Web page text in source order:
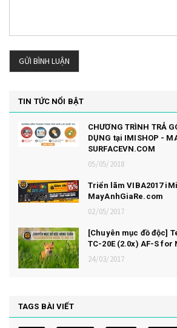
GỬI BÌNH LUẬN
TIN TỨC NỔI BẬT
CHƯƠNG TRÌNH TRẢ
DỤNG tại IMISHOP -
SURFACEVN.COM
05/05/2018
Triển lãm VIBA2017 iMi
MayAnhGiaRe.com
02/05/2017
[Chuyên mục đồ độc]
TC-20E (2.0x) AF-S for
24/03/2017
TAGS BÀI VIẾT